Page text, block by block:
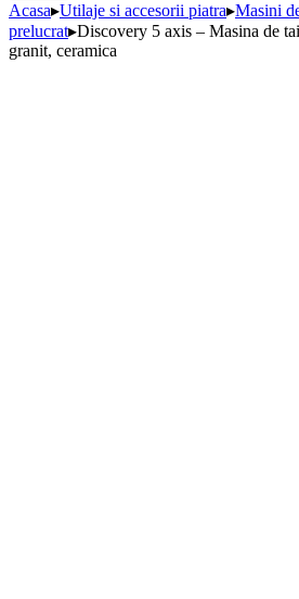
Acasa▸Utilaje si accesorii piatra▸Masini
prelucrat▸Discovery 5 axis – Masina de
granit, ceramica